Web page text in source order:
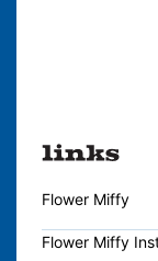
Flower Miffy
Flower Miffy